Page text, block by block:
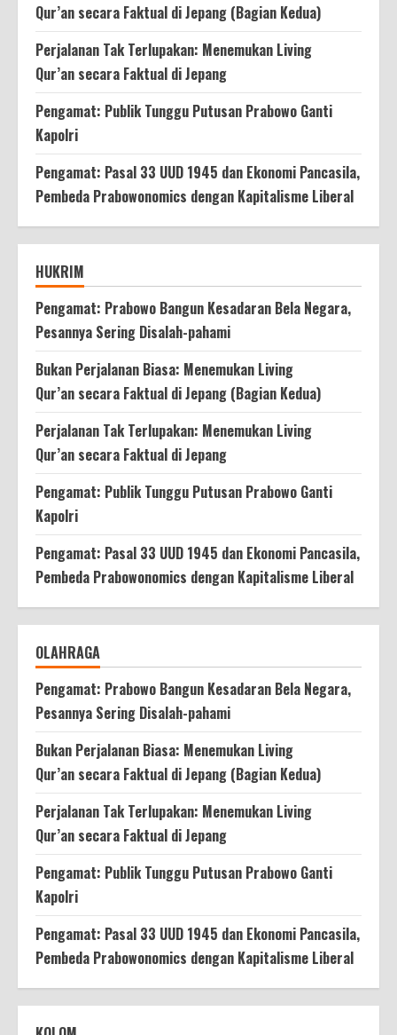
Qur’an secara Faktual di Jepang (Bagian Kedua)
Perjalanan Tak Terlupakan: Menemukan Living
Qur’an secara Faktual di Jepang
Pengamat: Publik Tunggu Putusan Prabowo Ganti
Kapolri
Pengamat: Pasal 33 UUD 1945 dan Ekonomi Pancasila,
Pembeda Prabowonomics dengan Kapitalisme Liberal
HUKRIM
Pengamat: Prabowo Bangun Kesadaran Bela Negara,
Pesannya Sering Disalah-pahami
Bukan Perjalanan Biasa: Menemukan Living
Qur’an secara Faktual di Jepang (Bagian Kedua)
Perjalanan Tak Terlupakan: Menemukan Living
Qur’an secara Faktual di Jepang
Pengamat: Publik Tunggu Putusan Prabowo Ganti
Kapolri
Pengamat: Pasal 33 UUD 1945 dan Ekonomi Pancasila,
Pembeda Prabowonomics dengan Kapitalisme Liberal
OLAHRAGA
Pengamat: Prabowo Bangun Kesadaran Bela Negara,
Pesannya Sering Disalah-pahami
Bukan Perjalanan Biasa: Menemukan Living
Qur’an secara Faktual di Jepang (Bagian Kedua)
Perjalanan Tak Terlupakan: Menemukan Living
Qur’an secara Faktual di Jepang
Pengamat: Publik Tunggu Putusan Prabowo Ganti
Kapolri
Pengamat: Pasal 33 UUD 1945 dan Ekonomi Pancasila,
Pembeda Prabowonomics dengan Kapitalisme Liberal